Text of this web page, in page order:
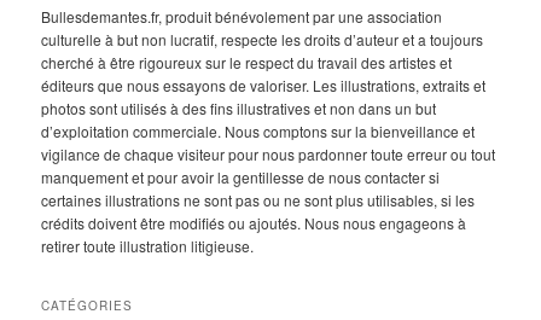
Bullesdemantes.fr, produit bénévolement par une association
culturelle à but non lucratif, respecte les droits d’auteur et a toujours
cherché à être rigoureux sur le respect du travail des artistes et
éditeurs que nous essayons de valoriser. Les illustrations, extraits et
photos sont utilisés à des fins illustratives et non dans un but
d’exploitation commerciale. Nous comptons sur la bienveillance et
vigilance de chaque visiteur pour nous pardonner toute erreur ou tout
manquement et pour avoir la gentillesse de nous contacter si
certaines illustrations ne sont pas ou ne sont plus utilisables, si les
crédits doivent être modifiés ou ajoutés. Nous nous engageons à
retirer toute illustration litigieuse.
CATÉGORIES